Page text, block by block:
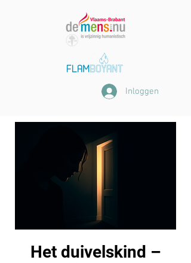
Inloggen
Het duivelskind –